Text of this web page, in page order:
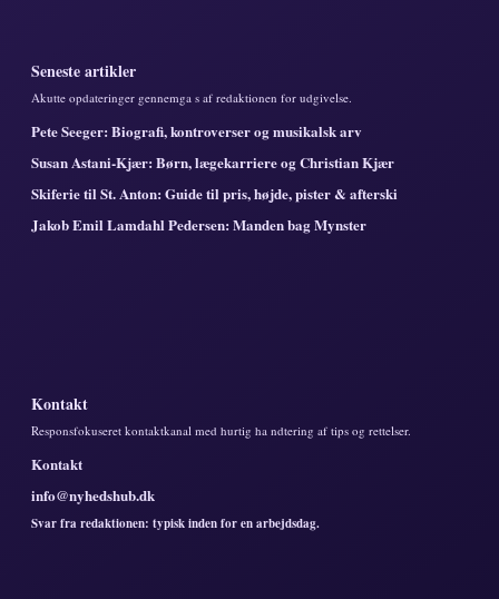
Seneste artikler
Akutte opdateringer gennemga s af redaktionen for udgivelse.
Pete Seeger: Biografi, kontroverser og musikalsk arv
Susan Astani-Kjær: Børn, lægekarriere og Christian Kjær
Skiferie til St. Anton: Guide til pris, højde, pister & afterski
Jakob Emil Lamdahl Pedersen: Manden bag Mynster
Kontakt
Responsfokuseret kontaktkanal med hurtig ha ndtering af tips og rettelser.
Kontakt
info@nyhedshub.dk
Svar fra redaktionen: typisk inden for en arbejdsdag.